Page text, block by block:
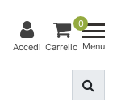
Accedi
0
Carrello Menu